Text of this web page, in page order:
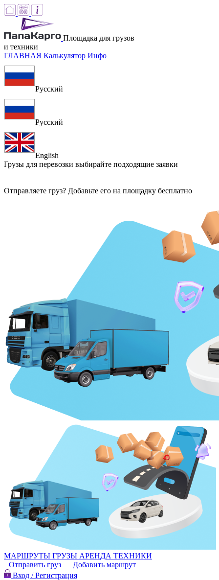
Площадка для грузов
и техники
ГЛАВНАЯ Калькулятор Инфо
Русский
Русский
English
Грузы для перевозки выбирайте подходящие заявки
Отправляете груз? Добавьте его на площадку бесплатно
МАРШРУТЫ ГРУЗЫ АРЕНДА ТЕХНИКИ
Отправить груз
Добавить маршрут
Вход / Регистрация